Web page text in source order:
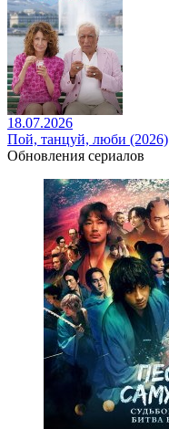
18.07.2026
Пой, танцуй, люби (2026)
Обновления сериалов